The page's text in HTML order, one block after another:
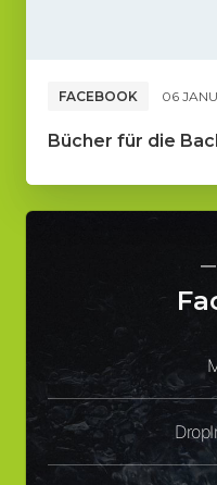
FACEBOOK 06
Bücher für die
—